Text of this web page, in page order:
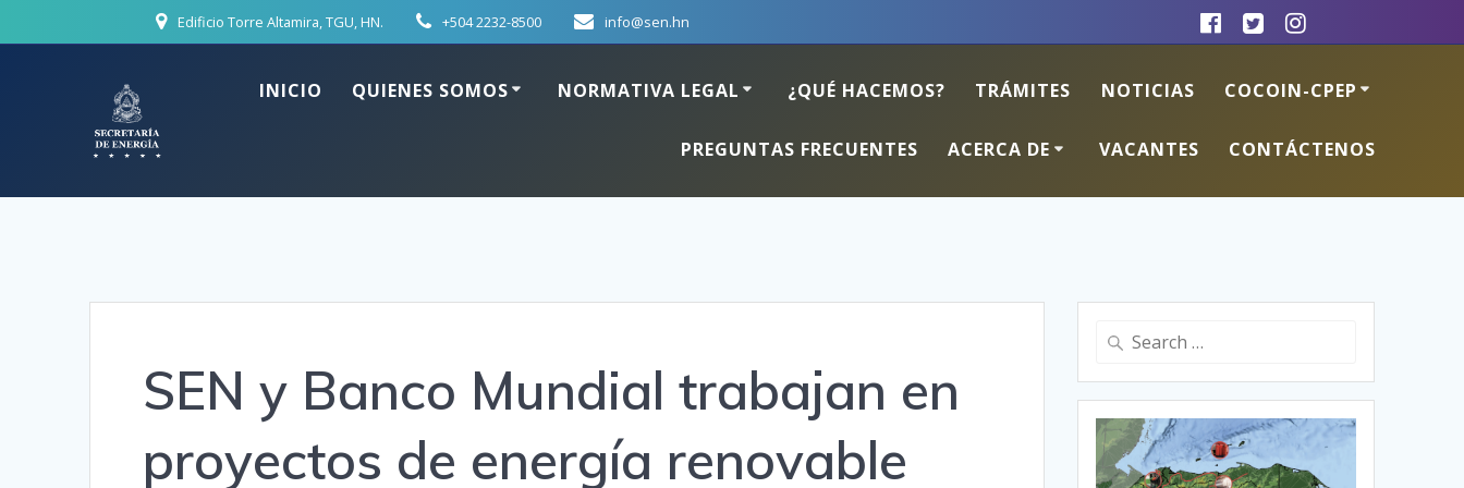
to
Edificio Torre Altamira, TGU, HN. +504 2232-8500 info@sen.hn
INICIO QUIENES SOMOS NORMATIVA LEGAL ¿QUÉ HACEMOS? TRÁMITES NOTICIAS COCOIN-CPEP
PREGUNTAS FRECUENTES ACERCA DE VACANTES CONTÁCTENOS
SEN y Banco Mundial trabajan en
proyectos de energía renovable
Search